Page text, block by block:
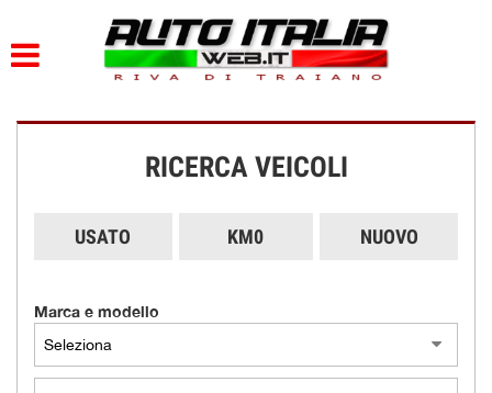
CONTATTI
RICERCA VEICOLI
USATO KM0 NUOVO
Marca e modello